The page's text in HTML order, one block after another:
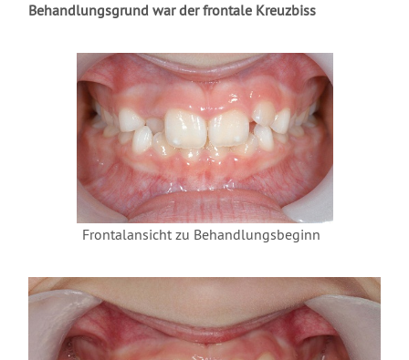
Behandlungsgrund war der frontale Kreuzbiss
Frontalansicht zu Behandlungsbeginn